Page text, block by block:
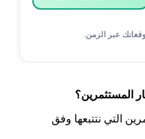
عبر الزمن.
التي نتتبعها وفق